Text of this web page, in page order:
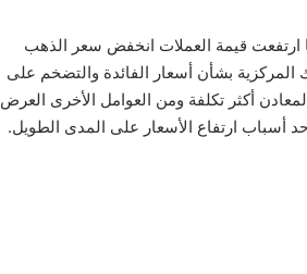
ارتفعت قيمة العملات انخفض سعر الذهب
المركزية بشأن أسعار الفائدة والتضخم على
أكثر تكلفة ومن العوامل الأخرى العرض
أسباب ارتفاع الأسعار على المدى الطويل.